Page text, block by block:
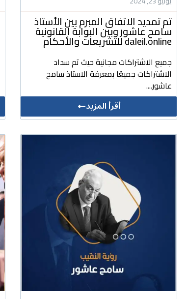
تم تمديد الاتفاق المبرم بين الأستاذ
سامح عاشور وبين البوابة القانونية
daleil.online للتشريعات والأحكام
جميع الاشتراكات مجانية حيث تم سداد
الاشتراكات جميعًا بمعرفة الاستاذ سامح
عاشور....
أقرأ المزيد